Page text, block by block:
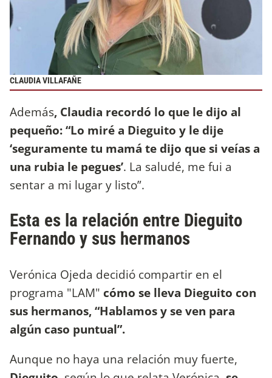
CLAUDIA VILLAFAÑE
Además, Claudia recordó lo que le dijo al
pequeño: “Lo miré a Dieguito y le dije
‘seguramente tu mamá te dijo que si veías a
una rubia le pegues’. La saludé, me fui a
sentar a mi lugar y listo”.
Esta es la relación entre Dieguito
Fernando y sus hermanos
Verónica Ojeda decidió compartir en el
programa "LAM" cómo se lleva Dieguito con
sus hermanos, “Hablamos y se ven para
algún caso puntual”.
Aunque no haya una relación muy fuerte,